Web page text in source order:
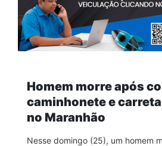
Homem morre após
caminhonete e carreta
no Maranhão
Nesse domingo (25), um homem